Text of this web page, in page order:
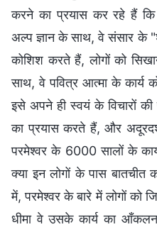
करने का प्रयास कर रहे हैं
अल्प ज्ञान के साथ, वे संसार के
कोशिश करते हैं, लोगों को
साथ, वे पवित्र आत्मा के
इसे अपने ही स्वयं के विचारों
का प्रयास करते हैं, और
परमेश्वर के 6000 सालों के
क्या इन लोगों के पास बातचीत
में, परमेश्वर के बारे में लोगों को
धीमा वे उसके कार्य का